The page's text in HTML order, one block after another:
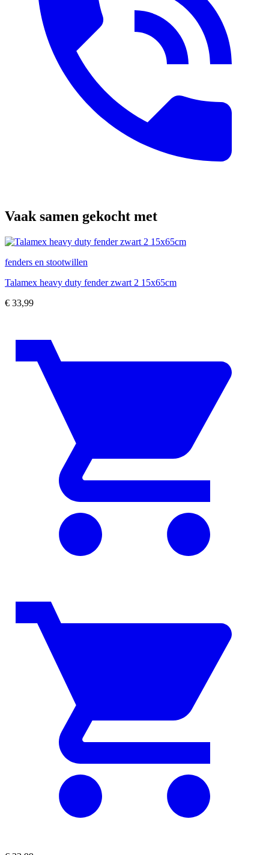
Vaak samen gekocht met
fenders en stootwillen
Talamex heavy duty fender zwart 2 15x65cm
€ 33,99